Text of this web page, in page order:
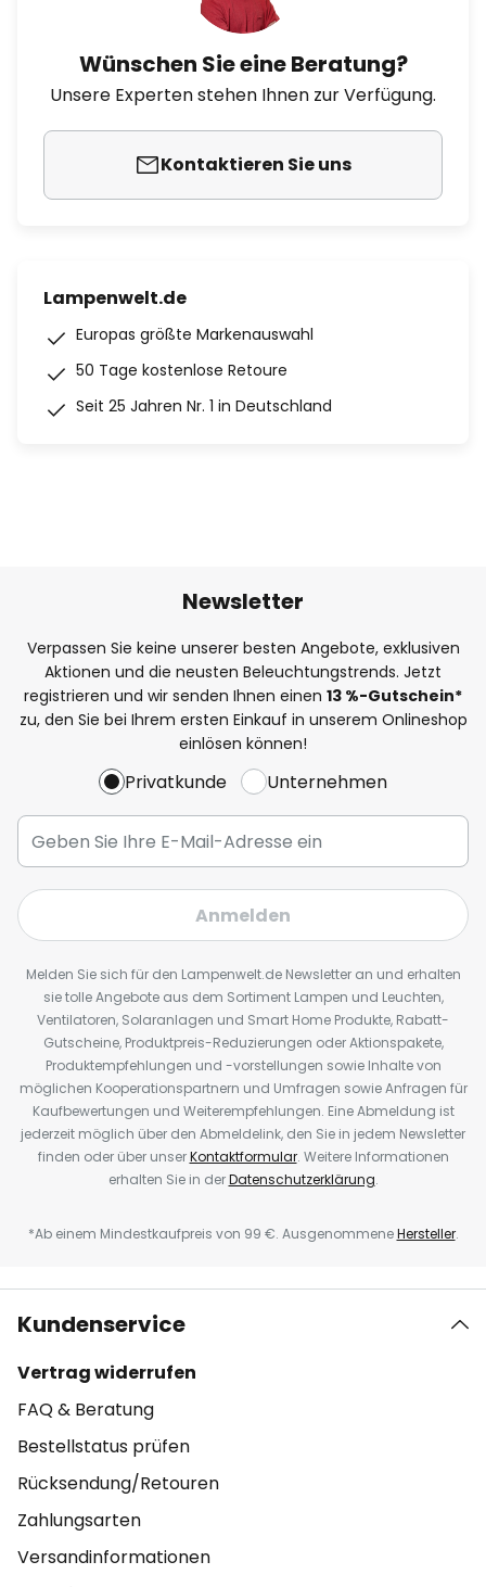
Wünschen Sie eine Beratung?
Unsere Experten stehen Ihnen zur Verfügung.
Kontaktieren Sie uns
Lampenwelt.de
Europas größte Markenauswahl
50 Tage kostenlose Retoure
Seit 25 Jahren Nr. 1 in Deutschland
Newsletter
Verpassen Sie keine unserer besten Angebote, exklusiven
Aktionen und die neusten Beleuchtungstrends. Jetzt
registrieren und wir senden Ihnen einen 13 %-Gutschein*
zu, den Sie bei Ihrem ersten Einkauf in unserem Onlineshop
einlösen können!
Privatkunde Unternehmen
Anmelden
Melden Sie sich für den Lampenwelt.de Newsletter an und erhalten
sie tolle Angebote aus dem Sortiment Lampen und Leuchten,
Ventilatoren, Solaranlagen und Smart Home Produkte, Rabatt-
Gutscheine, Produktpreis-Reduzierungen oder Aktionspakete,
Produktempfehlungen und -vorstellungen sowie Inhalte von
möglichen Kooperationspartnern und Umfragen sowie Anfragen für
Kaufbewertungen und Weiterempfehlungen. Eine Abmeldung ist
jederzeit möglich über den Abmeldelink, den Sie in jedem Newsletter
finden oder über unserKontaktformular. Weitere Informationen
erhalten Sie in derDatenschutzerklärung.
*Ab einem Mindestkaufpreis von 99 €. AusgenommeneHersteller.
Kundenservice
Vertrag widerrufen
FAQ & Beratung
Bestellstatus prüfen
Rücksendung/Retouren
Zahlungsarten
Versandinformationen